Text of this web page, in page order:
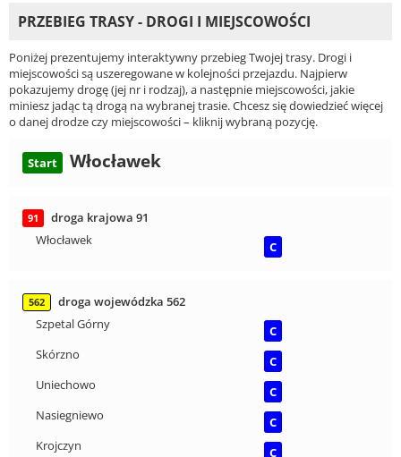
PRZEBIEG TRASY - DROGI I MIEJSCOWOŚCI
Poniżej prezentujemy interaktywny przebieg Twojej trasy. Drogi i
miejscowości są uszeregowane w kolejności przejazdu. Najpierw
pokazujemy drogę (jej nr i rodzaj), a następnie miejscowości, jakie
miniesz jadąc tą drogą na wybranej trasie. Chcesz się dowiedzieć więcej
o danej drodze czy miejscowości – kliknij wybraną pozycję.
Start Włocławek
91
droga krajowa 91
Włocławek
C
562
droga wojewódzka 562
Szpetal Górny
C
Skórzno
C
Uniechowo
C
Nasiegniewo
C
Krojczyn
C